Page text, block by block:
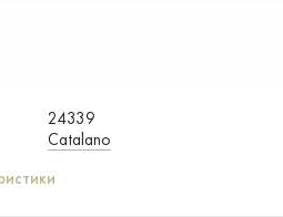
24339
Catalano